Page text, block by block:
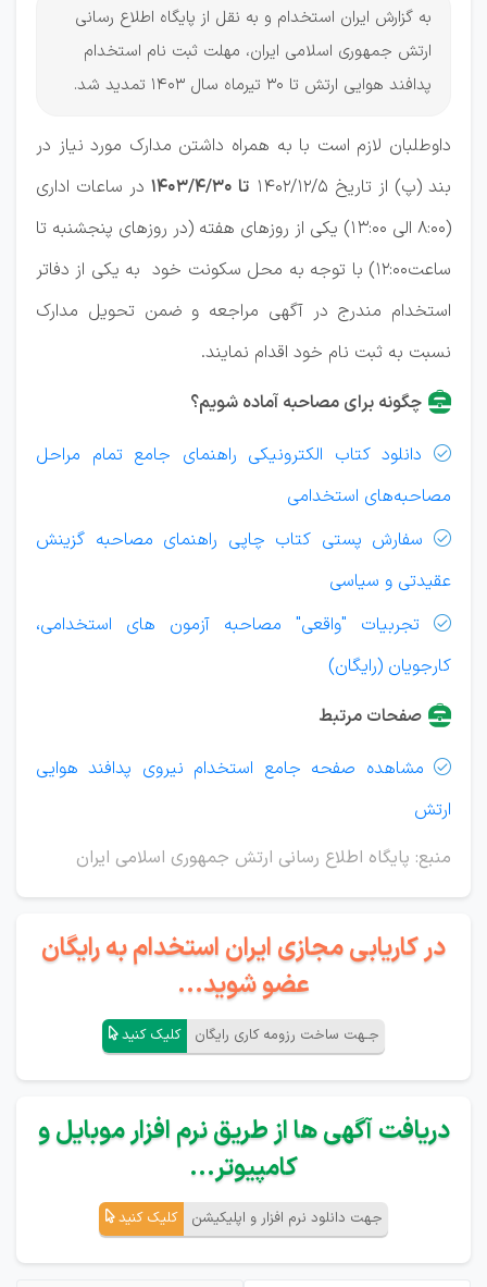
به گزارش ایران استخدام و به نقل از پایگاه اطلاع رسانی
ارتش جمهوری اسلامی ایران، مهلت ثبت نام استخدام
پدافند هوایی ارتش تا 30 تیرماه سال 1403 تمدید شد.
داوطلبان لازم است با به همراه داشتن مدارک مورد نیاز در
بند (پ) از تاریخ 1402/12/5
تا 1403/4/30
در ساعات اداری
(8:00 الی 13:00) یکی از روزهای هفته (در روزهای پنجشنبه تا
ساعت12:00) با توجه به محل سکونت خود به یکی از دفاتر
استخدام مندرج در آگهی مراجعه و ضمن تحویل مدارک
نسبت به ثبت نام خود اقدام نمایند.
چگونه برای مصاحبه آماده شویم؟

دانلود کتاب الکترونیکی راهنمای جامع تمام مراحل
مصاحبه‌های استخدامی

سفارش پستی کتاب چاپی راهنمای مصاحبه گزینش
عقیدتی و سیاسی

تجربیات "واقعی" مصاحبه آزمون های استخدامی،
کارجویان (رایگان)
صفحات مرتبط

مشاهده صفحه جامع استخدام نیروی پدافند هوایی
ارتش
منبع: پایگاه اطلاع رسانی ارتش جمهوری اسلامی ایران
در کاریابی مجازی ایران استخدام به رایگان
عضو شوید...
جـهت ساخت رزومه کاری رایگان کلیک کنید
دریافت آگهی ها از طریق نرم افزار موبایل و
کامپیوتر...
جهت دانلود نرم افزار و اپلیکیشن کلیک کنید